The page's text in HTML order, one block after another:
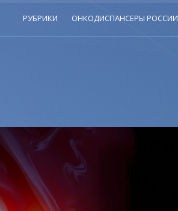
РУБРИКИ ОНКОДИСПАНСЕРЫ РОССИИ